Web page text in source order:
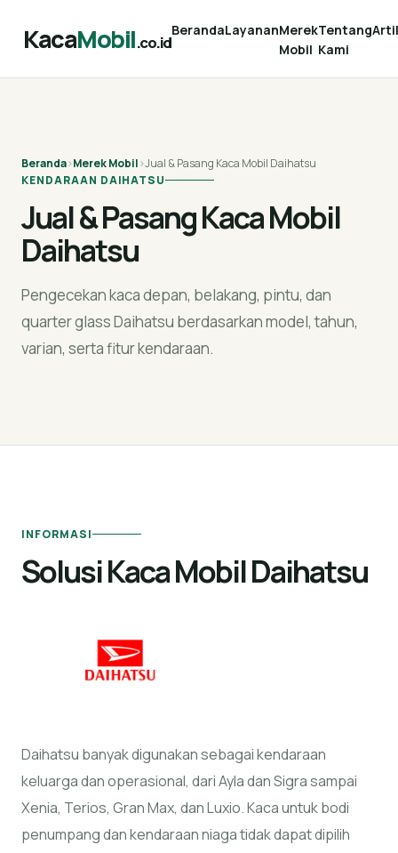
KacaMobil.co.id
BerandaLayananMerek
Mobil
Tentang
Kami
Beranda›Merek Mobil›Jual & Pasang Kaca Mobil Daihatsu
KENDARAAN DAIHATSU
Jual & Pasang Kaca Mobil
Daihatsu
Pengecekan kaca depan, belakang, pintu, dan
quarter glass Daihatsu berdasarkan model, tahun,
varian, serta fitur kendaraan.
INFORMASI
Solusi Kaca Mobil Daihatsu
Daihatsu banyak digunakan sebagai kendaraan
keluarga dan operasional, dari Ayla dan Sigra sampai
Xenia, Terios, Gran Max, dan Luxio. Kaca untuk bodi
penumpang dan kendaraan niaga tidak dapat dipilih